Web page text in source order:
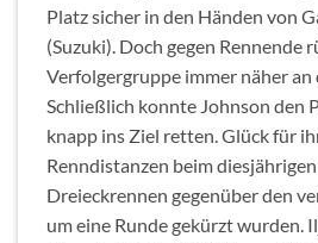
Platz sicher in den Händen von
(Suzuki). Doch gegen Rennende
Verfolgergruppe immer näher an
Schließlich konnte Johnson den
knapp ins Ziel retten. Glück für
Renndistanzen beim
Dreieckrennen gegenüber den
um eine Runde gekürzt wurden.